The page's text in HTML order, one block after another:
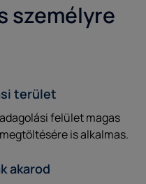
személyre
terület
felület magas
is alkalmas.
akarod